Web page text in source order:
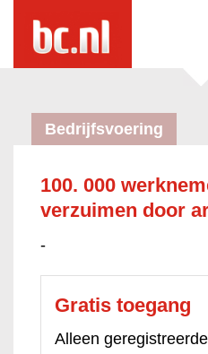
Bedrijfsvoering
100. 000
verzuimen door
-
Gratis toegang
Alleen